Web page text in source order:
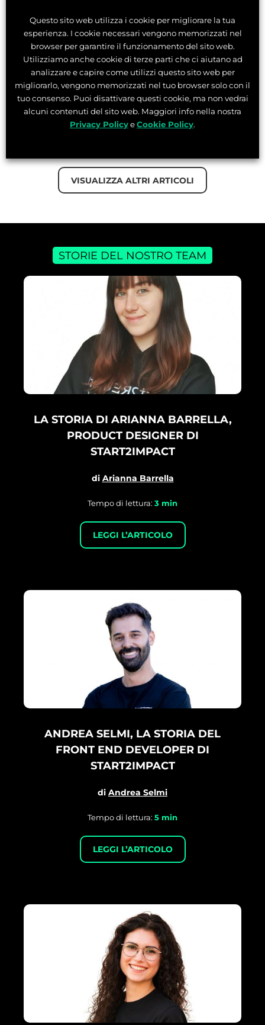
Quando ha finalmente cominciato a credere in se
stessa, ha trovato la sua strada come Social Media
Manager in Eureka Mice International
LEGGI L’ARTICOLO
VISUALIZZA ALTRI ARTICOLI
STORIE DEL NOSTRO TEAM
LA STORIA DI ARIANNA BARRELLA,
PRODUCT DESIGNER DI
START2IMPACT
di Arianna Barrella
Tempo di lettura: 3 min
LEGGI L’ARTICOLO
ANDREA SELMI, LA STORIA DEL
FRONT END DEVELOPER DI
START2IMPACT
di Andrea Selmi
Tempo di lettura: 5 min
LEGGI L’ARTICOLO
Questo sito web utilizza i cookie per migliorare la tua
esperienza. I cookie necessari vengono memorizzati nel
browser per garantire il funzionamento del sito web.
Utilizziamo anche cookie di terze parti che ci aiutano ad
analizzare e capire come utilizzi questo sito web per
migliorarlo, vengono memorizzati nel tuo browser solo con il
tuo consenso. Puoi disattivare questi cookie, ma non vedrai
alcuni contenuti del sito web. Maggiori info nella nostra
Privacy PolicyeCookie Policy.